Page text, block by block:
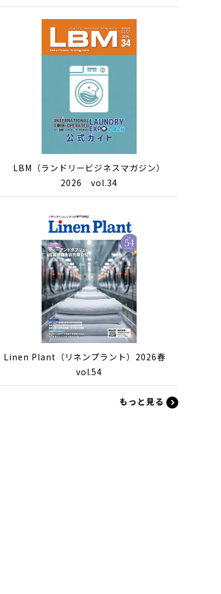
LBM（ランドリービジネスマガジン）
2026 vol.34
Linen Plant（リネンプラント）2026春
vol.54
もっと見る